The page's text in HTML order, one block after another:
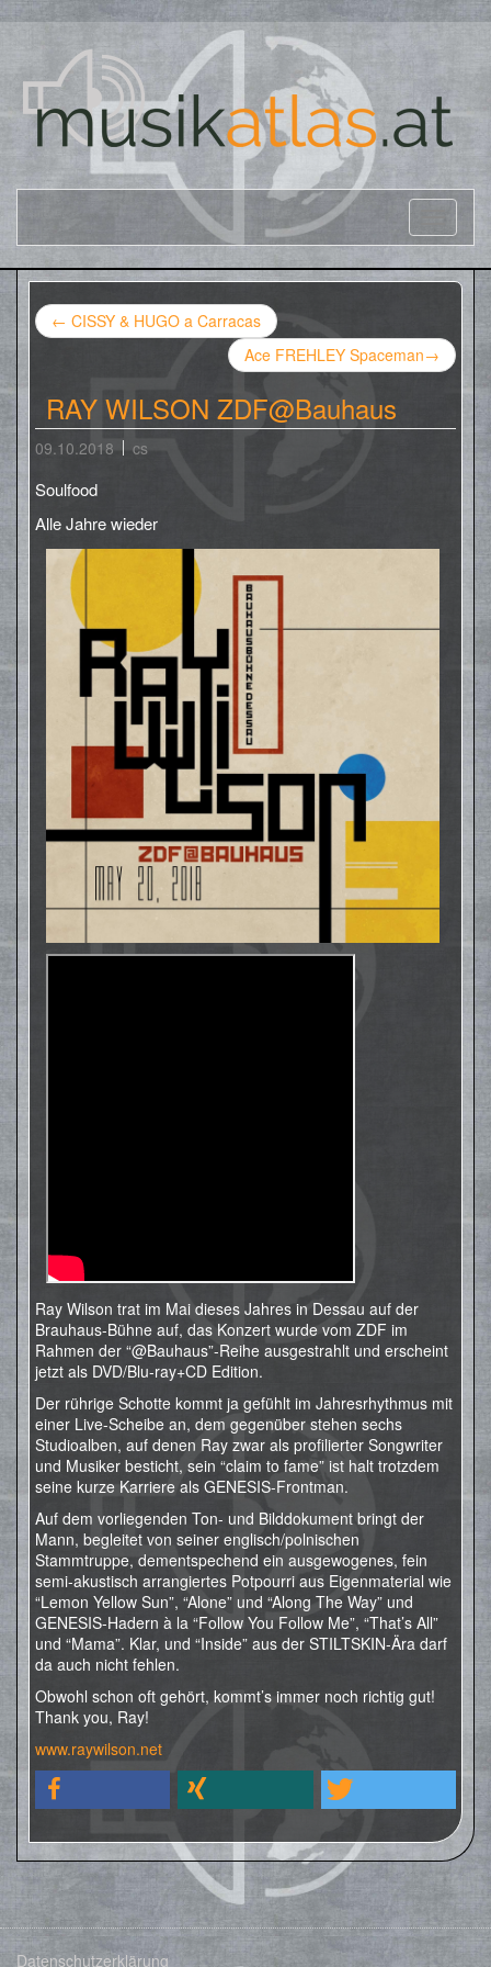
← CISSY & HUGO a Carracas
Ace FREHLEY Spaceman→
RAY WILSON ZDF@Bauhaus
09.10.2018 cs
Soulfood
Alle Jahre wieder
Ray Wilson trat im Mai dieses Jahres in Dessau auf der
Brauhaus-Bühne auf, das Konzert wurde vom ZDF im
Rahmen der “@Bauhaus”-Reihe ausgestrahlt und erscheint
jetzt als DVD/Blu-ray+CD Edition.
Der rührige Schotte kommt ja gefühlt im Jahresrhythmus mit
einer Live-Scheibe an, dem gegenüber stehen sechs
Studioalben, auf denen Ray zwar als profilierter Songwriter
und Musiker besticht, sein “claim to fame” ist halt trotzdem
seine kurze Karriere als GENESIS-Frontman.
Auf dem vorliegenden Ton- und Bilddokument bringt der
Mann, begleitet von seiner englisch/polnischen
Stammtruppe, dementspechend ein ausgewogenes, fein
semi-akustisch arrangiertes Potpourri aus Eigenmaterial wie
“Lemon Yellow Sun”, “Alone” und “Along The Way” und
GENESIS-Hadern à la “Follow You Follow Me”, “That’s All”
und “Mama”. Klar, und “Inside” aus der STILTSKIN-Ära darf
da auch nicht fehlen.
Obwohl schon oft gehört, kommt’s immer noch richtig gut!
Thank you, Ray!
www.raywilson.net
Datenschutzerklärung